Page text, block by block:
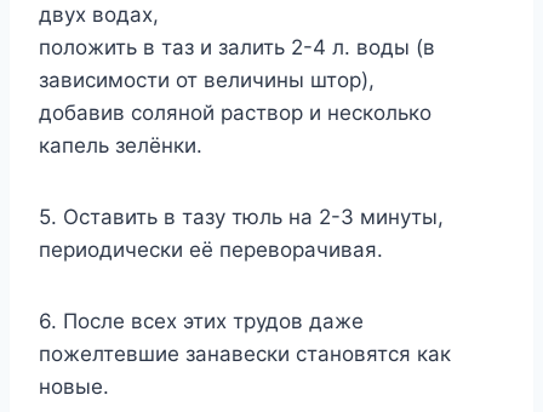
двух водах,
положить в таз и залить 2-4 л. воды (в
зависимости от величины штор),
добавив соляной раствор и несколько
капель зелёнки.
5. Оставить в тазу тюль на 2-3 минуты,
периодически её переворачивая.
6. После всех этих трудов даже
пожелтевшие занавески становятся как
новые.